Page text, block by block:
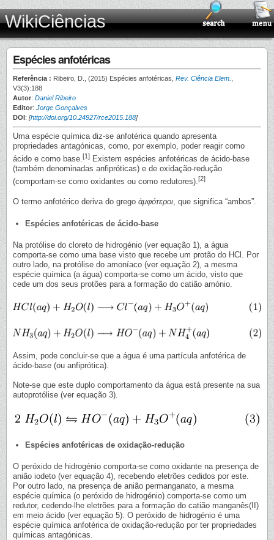
WikiCiências
Espécies anfotéricas
Referência : Ribeiro, D., (2015) Espécies anfotéricas, Rev. Ciência Elem.
V3(3):188
Autor: Daniel Ribeiro
Editor: Jorge Gonçalves
DOI: [http://doi.org/10.24927/rce2015.188]
Uma espécie química diz-se anfotérica quando apresenta
propriedades antagónicas, como, por exemplo, poder reagir como
ácido e como base.[1] Existem espécies anfotéricas de ácido-base
(também denominadas anfipróticas) e de oxidação-redução
(comportam-se como oxidantes ou como redutores).[2]
O termo anfotérico deriva do grego ἀμφότεροι , que significa “ambos”.
Espécies anfotéricas de ácido-base
Na protólise do cloreto de hidrogénio (ver equação 1), a água
comporta-se como uma base visto que recebe um protão do HCl. Por
outro lado, na protólise do amoníaco (ver equação 2), a mesma
espécie química (a água) comporta-se como um ácido, visto que
cede um dos seus protões para a formação do catião amónio.
Assim, pode concluir-se que a água é uma partícula anfotérica de
ácido-base (ou anfiprótica).
Note-se que este duplo comportamento da água está presente na sua
autoprotólise (ver equação 3).
Espécies anfotéricas de oxidação-redução
O peróxido de hidrogénio comporta-se como oxidante na presença de
anião iodeto (ver equação 4), recebendo eletrões cedidos por este.
Por outro lado, na presença de anião permanganato, a mesma
espécie química (o peróxido de hidrogénio) comporta-se como um
redutor, cedendo-lhe eletrões para a formação do catião manganês(II)
em meio ácido (ver equação 5). O peróxido de hidrogénio é uma
espécie química anfotérica de oxidação-redução por ter propriedades
químicas antagónicas.